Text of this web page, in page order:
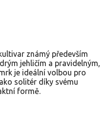
známý především
jehličím a pravidelným,
je ideální volbou pro
solitér díky svému
formě.